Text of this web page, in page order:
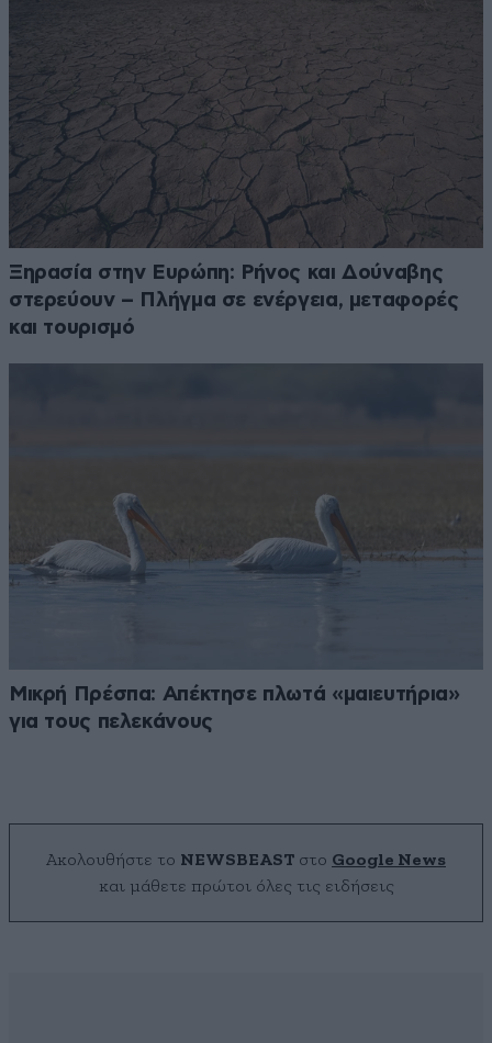
Ξηρασία στην Ευρώπη: Ρήνος και Δούναβης
στερεύουν – Πλήγμα σε ενέργεια, μεταφορές
και τουρισμό
Μικρή Πρέσπα: Απέκτησε πλωτά «μαιευτήρια»
για τους πελεκάνους
Ακολουθήστε το NEWSBEAST στο Google News
και μάθετε πρώτοι όλες τις ειδήσεις